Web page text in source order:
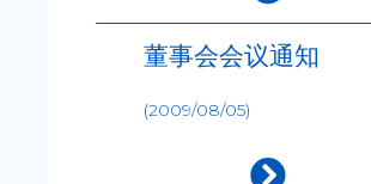
董事会会议通知
(2009/08/05)